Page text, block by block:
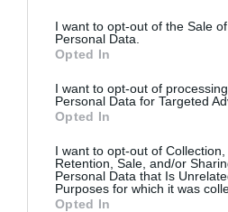
I want to opt-out of the Sale
Personal Data.
Opted In
I want to opt-out of
Personal Data for Targeted
Opted In
I want to opt-out of Collection,
Retention, Sale, and/or
Personal Data that Is
Purposes for which it was
Opted In
Σχετικά Άρθρα